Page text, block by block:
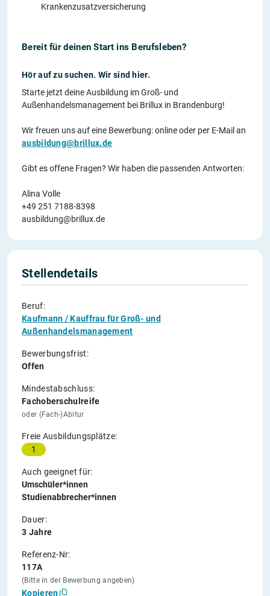
Krankenzusatzversicherung
Bereit für deinen Start ins Berufsleben?
Hör auf zu suchen. Wir sind hier.
Starte jetzt deine Ausbildung im Groß- und
Außenhandelsmanagement bei Brillux in Brandenburg!
Wir freuen uns auf eine Bewerbung: online oder per E-Mail an
ausbildung@brillux.de
Gibt es offene Fragen? Wir haben die passenden Antworten:
Alina Volle
+49 251 7188-8398
ausbildung@brillux.de
Stellendetails
Beruf:
Kaufmann / Kauffrau für Groß- und
Außenhandelsmanagement
Bewerbungsfrist:
Offen
Mindestabschluss:
Fachoberschulreife
oder (Fach-)Abitur
Freie Ausbildungsplätze:
1
Auch geeignet für:
Umschüler*innen
Studienabbrecher*innen
Dauer:
3 Jahre
Referenz-Nr:
117A
(Bitte in der Bewerbung angeben)
Kopieren